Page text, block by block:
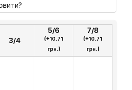
3/4
5/6
(+10.71
грн.)
7/8
(+10.71
грн.)